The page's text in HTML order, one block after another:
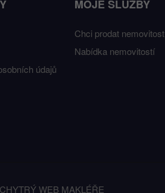
údajů
MOJE SLUŽBY
Chci prodat nemovitost
Nabídka nemovitostí
CHYTRÝ WEB MAKLÉŘE